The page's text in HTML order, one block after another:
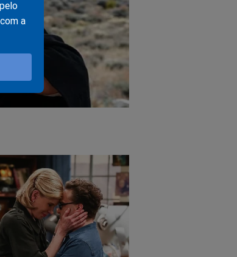
a
de partida para colocar um
que, em breve,
Querem esconder
tudo isso foi
do Crime"
best
arquivo histórico, devido
para trazer o ex-
na perseguição
mídia, censura,
Obviamente, esse livro
do povo brasileiro...
adquirir essa obra:
do-alvorada-a-volta-a-